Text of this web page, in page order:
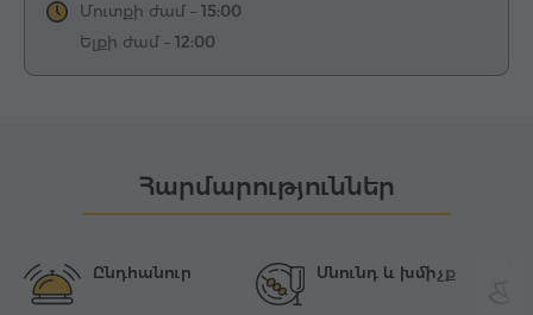
Մուտքի ժամ – 15:00
Ելքի ժամ – 12:00
Հարմարություններ
Ընդհանուր Սնունդ և խմիչք